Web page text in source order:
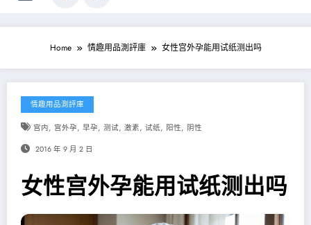
Home 情趣用品測評庫 女性宫外孕能用试纸测出吗
情趣用品測評庫
宫内, 宫外孕, 早孕, 测试, 激素, 试纸, 阳性, 阴性
2016 年 9 月 2 日
女性宫外孕能用试纸测出吗